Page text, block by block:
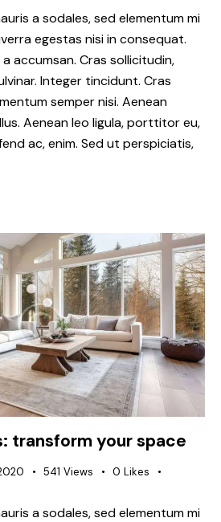
a sodales, sed elementum mi
egestas nisi in consequat.
accumsan. Cras sollicitudin,
Integer tincidunt. Cras
semper nisi. Aenean
Aenean leo ligula, porttitor eu,
ac, enim. Sed ut perspiciatis,
transform your space
541 Views 0 Likes
a sodales, sed elementum mi